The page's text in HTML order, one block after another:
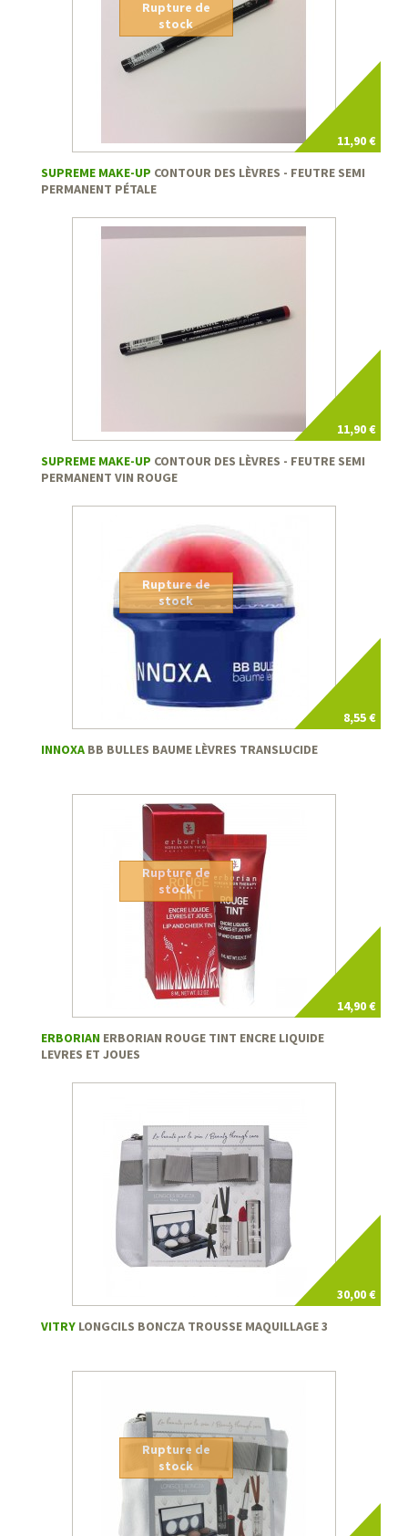
11,90 €
Rupture de
stock
SUPREME MAKE-UP CONTOUR DES LÈVRES - FEUTRE SEMI
PERMANENT PÉTALE
11,90 €
SUPREME MAKE-UP CONTOUR DES LÈVRES - FEUTRE SEMI
PERMANENT VIN ROUGE
8,55 €
Rupture de
stock
INNOXA BB BULLES BAUME LÈVRES TRANSLUCIDE
14,90 €
Rupture de
stock
ERBORIAN ERBORIAN ROUGE TINT ENCRE LIQUIDE
LEVRES ET JOUES
30,00 €
VITRY LONGCILS BONCZA TROUSSE MAQUILLAGE 3
Rupture de
stock